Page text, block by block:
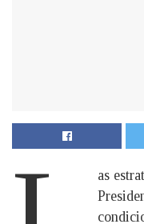
as